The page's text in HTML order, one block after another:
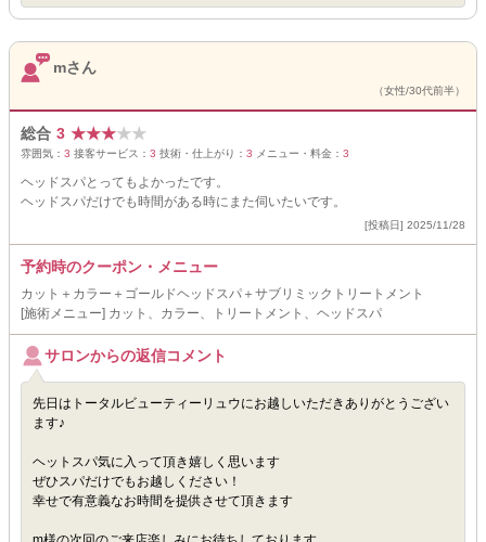
mさん
（女性/30代前半）
総合 3 ★★★★★
雰囲気： 3 接客サービス： 3 技術・仕上がり： 3 メニュー・料金： 3
ヘッドスパとってもよかったです。
ヘッドスパだけでも時間がある時にまた伺いたいです。
[投稿日] 2025/11/28
予約時のクーポン・メニュー
カット＋カラー＋ゴールドヘッドスパ＋サブリミックトリートメント
[施術メニュー] カット、カラー、トリートメント、ヘッドスパ
サロンからの返信コメント
先日はトータルビューティーリュウにお越しいただきありがとうござい
ます♪
ヘットスパ気に入って頂き嬉しく思います
ぜひスパだけでもお越しください！
幸せで有意義なお時間を提供させて頂きます